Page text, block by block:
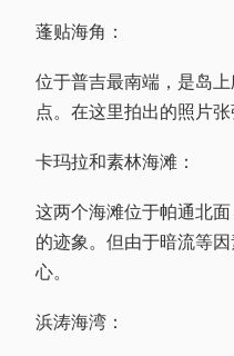
蓬贴海角：
位于普吉最南端，是岛
点。在这里拍出的照片张
卡玛拉和素林海滩：
这两个海滩位于帕通北
的迹象。但由于暗流等
心。
浜涛海湾：